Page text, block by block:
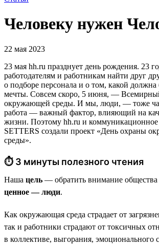
Человеку нужен
22 мая 2023
23 мая hh.ru празднует день рождения. 23
работодателям и работникам найти друг
о подборе персонала и о том, какой должна
мечты. Совсем скоро, 5 июня, —
окружающей среды. И мы, люди, — тоже
работа — важный фактор, влияющий на
жизни. Поэтому hh.ru и коммуникационное
SETTERS создали проект «День охраны
среды».
⏱ 3 минуты полезного чтения
Наша цель — обратить внимание общества
ценное — люди.
Как окружающая среда страдает от
так и работники страдают от токсичных
в коллективе, выгорания, эмоционального